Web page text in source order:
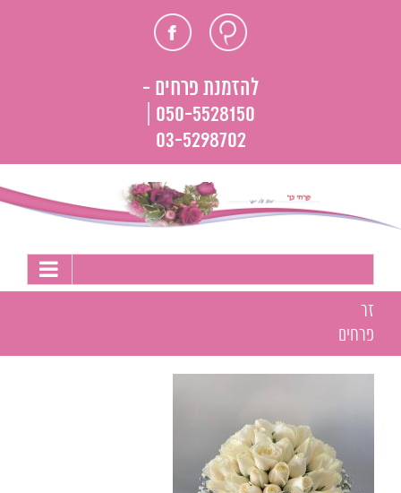
חוות פייסבוק
להזמנת פרחים -
050-5528150 |
03-5298702
זר
פרחים